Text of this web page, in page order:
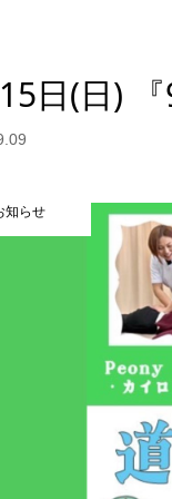
日(日)
知らせ